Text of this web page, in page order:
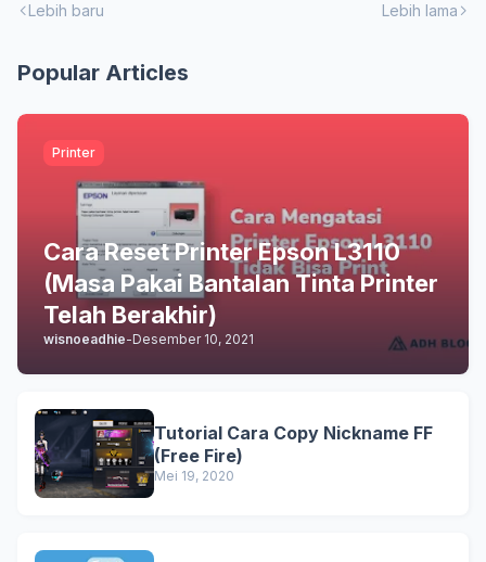
Lebih baru Lebih lama
Popular Articles
Printer
Cara Reset Printer Epson L3110
(Masa Pakai Bantalan Tinta Printer
Telah Berakhir)
wisnoeadhie-Desember 10, 2021
Tutorial Cara Copy Nickname FF
(Free Fire)
Mei 19, 2020